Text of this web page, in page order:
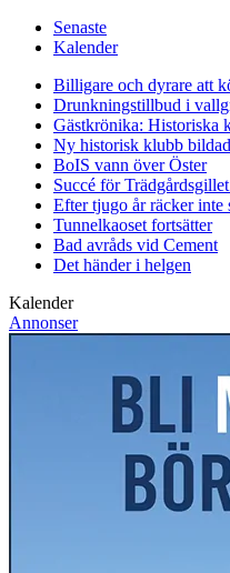
Senaste
Kalender
Billigare och dyrare att
Drunkningstillbud i
Gästkrönika: Historiska
Ny historisk klubb
BoIS vann över Öster
Succé för
Efter tjugo år räcker inte
Tunnelkaoset fortsätter
Bad avråds vid Cement
Det händer i helgen
Kalender
Annonser